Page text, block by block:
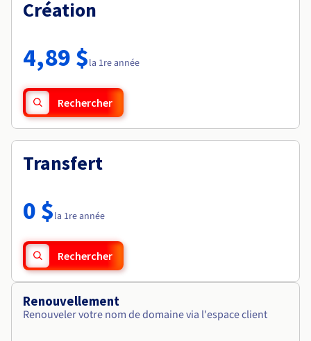
Tarifs
Roadmap & Changelog
Roadmap & Changelog
Création
4,89 $la 1re année
Rechercher
Transfert
0 $la 1re année
Rechercher
Renouvellement
Renouveler votre nom de domaine via l'espace client